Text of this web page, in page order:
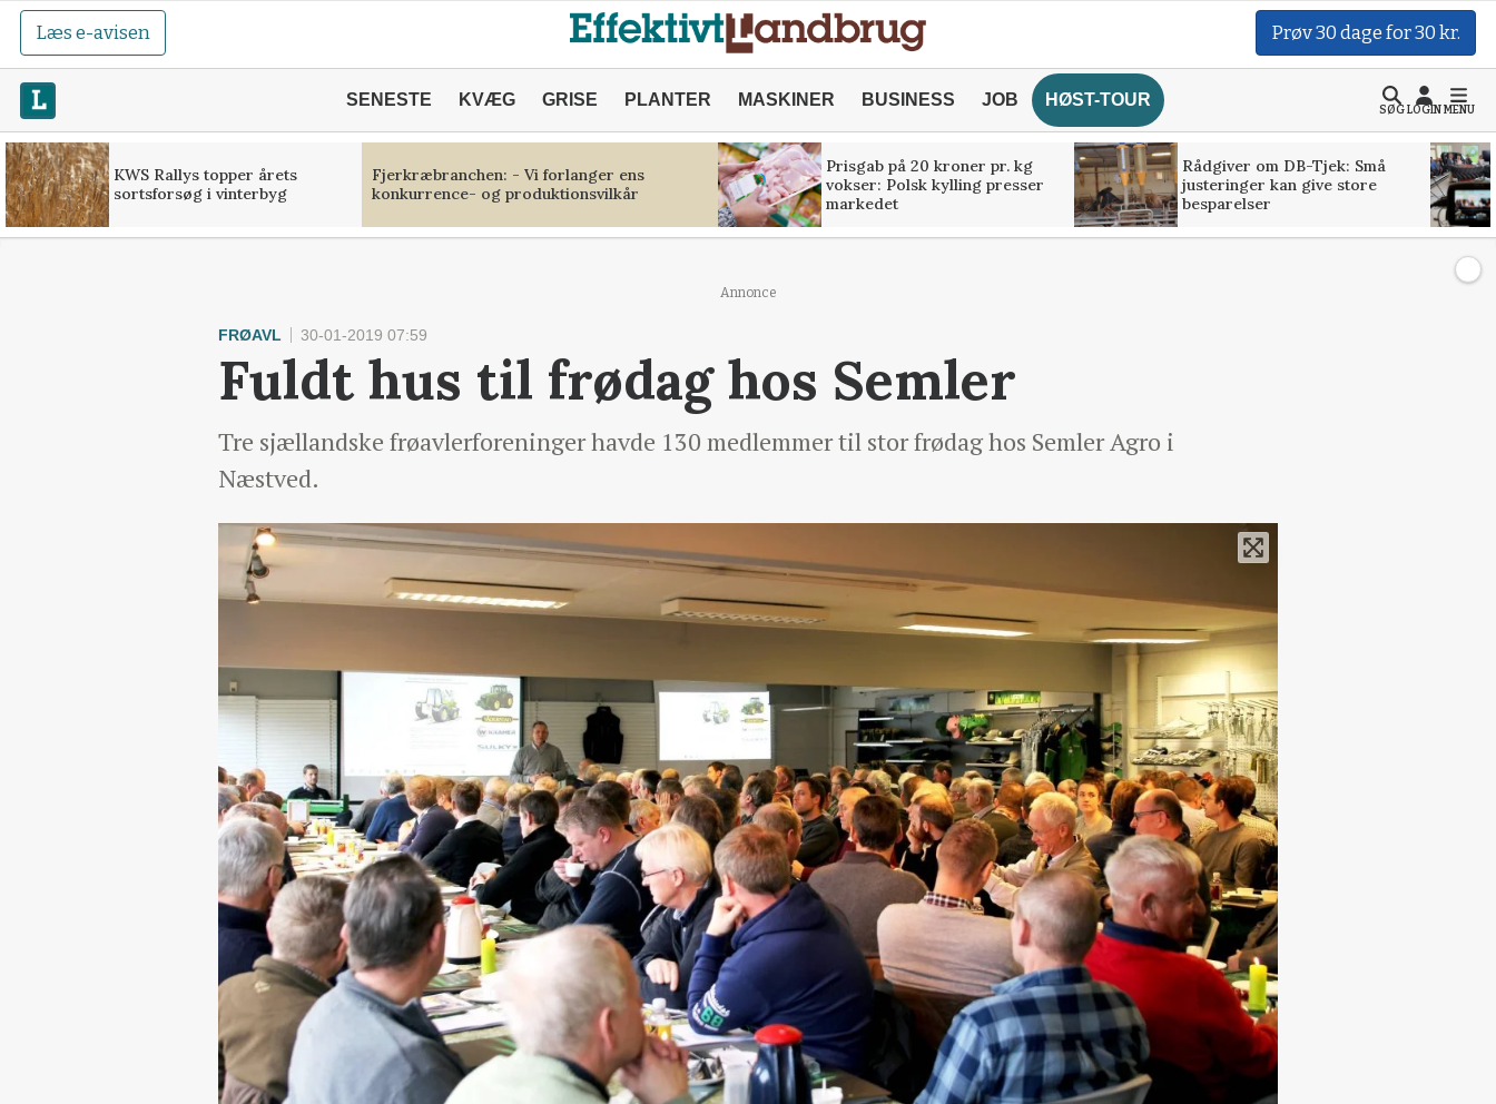
Læs e-avisen Prøv 30 dage for 30 kr.
SENESTE KVÆG GRISE PLANTER MASKINER BUSINESS JOB HØST-TOUR
SØGLOGINMENU
KWS Rallys topper årets
sortsforsøg i vinterbyg
Fjerkræbranchen: - Vi forlanger ens
konkurrence- og produktionsvilkår
Prisgab på 20 kroner pr. kg
vokser: Polsk kylling presser
markedet
Rådgiver om DB-Tjek: Små
justeringer kan give store
besparelser
Annonce
FRØAVL 30-01-2019 07:59
Fuldt hus til frødag hos Semler
Tre sjællandske frøavlerforeninger havde 130 medlemmer til stor frødag hos Semler Agro i
Næstved.